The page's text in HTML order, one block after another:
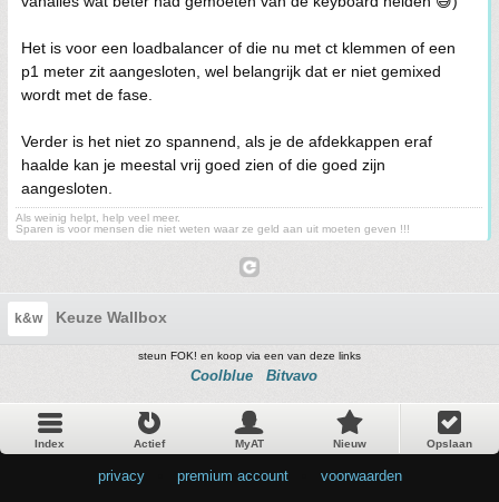
Het is voor een loadbalancer of die nu met ct klemmen of een
p1 meter zit aangesloten, wel belangrijk dat er niet gemixed
wordt met de fase.
Verder is het niet zo spannend, als je de afdekkappen eraf
haalde kan je meestal vrij goed zien of die goed zijn
aangesloten.
Als weinig helpt, help veel meer.
Sparen is voor mensen die niet weten waar ze geld aan uit moeten geven !!!
k&w Keuze Wallbox
steun FOK! en koop via een van deze links
Coolblue Bitvavo
Index Actief MyAT Nieuw Opslaan
privacy premium account voorwaarden